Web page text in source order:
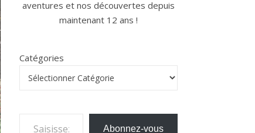
aventures et nos découvertes depuis
maintenant 12 ans !
Catégories
Saisissez votre adresse e-mail…
Abonnez-vous